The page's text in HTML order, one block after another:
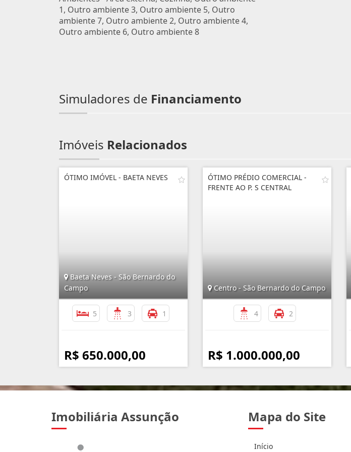
1, Outro ambiente 3, Outro ambiente 5, Outro
ambiente 7, Outro ambiente 2, Outro ambiente 4,
Outro ambiente 6, Outro ambiente 8
Simuladores de Financiamento
Imóveis Relacionados
ÓTIMO IMÓVEL - BAETA NEVES
Baeta Neves - São Bernardo do
Campo
5 3 1
R$ 650.000,00
ÓTIMO PRÉDIO COMERCIAL -
FRENTE AO P. S CENTRAL
Centro - São Bernardo do Campo
4 2
R$ 1.000.000,00
Imobiliária Assunção Mapa do Site
Início